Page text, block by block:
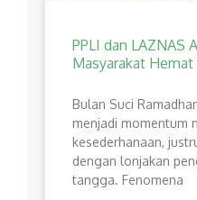
PPLI dan LAZNAS
Masyarakat Hemat
Bulan Suci
menjadi momentum
kesederhanaan,
dengan lonjakan
tangga. Fenomena